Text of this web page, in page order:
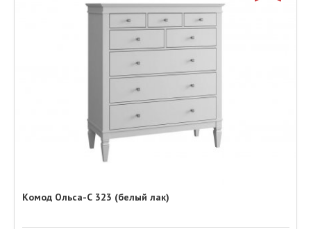
Комод Ольса-С 323 (белый лак)